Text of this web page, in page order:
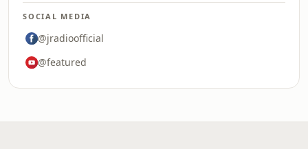
SOCIAL MEDIA
@jradioofficial
@featured